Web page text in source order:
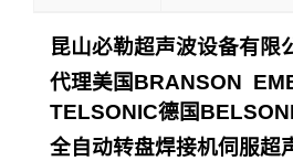
昆山必勒超声波设备有限
代理美国BRANSON
TELSONIC德国
全自动转盘焊接机伺服超